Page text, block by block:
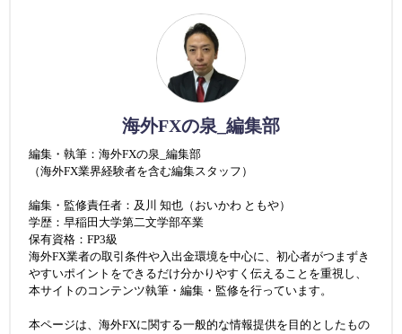
海外FXの泉_編集部
編集・執筆：海外FXの泉_編集部
（海外FX業界経験者を含む編集スタッフ）
編集・監修責任者：及川 知也（おいかわ ともや）
学歴：早稲田大学第二文学部卒業
保有資格：FP3級
海外FX業者の取引条件や入出金環境を中心に、初心者がつまずき
やすいポイントをできるだけ分かりやすく伝えることを重視し、
本サイトのコンテンツ執筆・編集・監修を行っています。
本ページは、海外FXに関する一般的な情報提供を目的としたもの